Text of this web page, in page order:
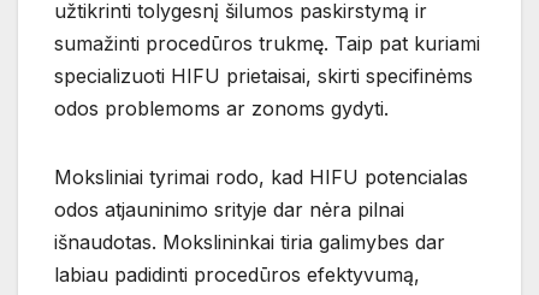
užtikrinti tolygesnį šilumos paskirstymą ir
sumažinti procedūros trukmę. Taip pat kuriami
specializuoti HIFU prietaisai, skirti specifinėms
odos problemoms ar zonoms gydyti.
Moksliniai tyrimai rodo, kad HIFU potencialas
odos atjauninimo srityje dar nėra pilnai
išnaudotas. Mokslininkai tiria galimybes dar
labiau padidinti procedūros efektyvumą,